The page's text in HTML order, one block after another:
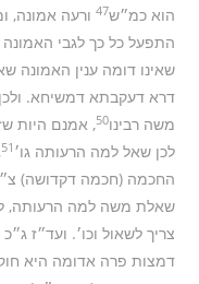
הוא כמ״ש47 ורעה אמונה,
התפעל כל כך לגבי
שאינו דומה ענין האמונה
דרא דעקבתא דמשיחא.
משה רבינו50, אמנם היות
לכן שאל למה הרעותה גו׳ 51
החכמה (חכמה דקדושה)
שאלת משה למה הרעותה,
צריך לשאול וכו׳. ועד״ז
דמצות פרה אדומה היא